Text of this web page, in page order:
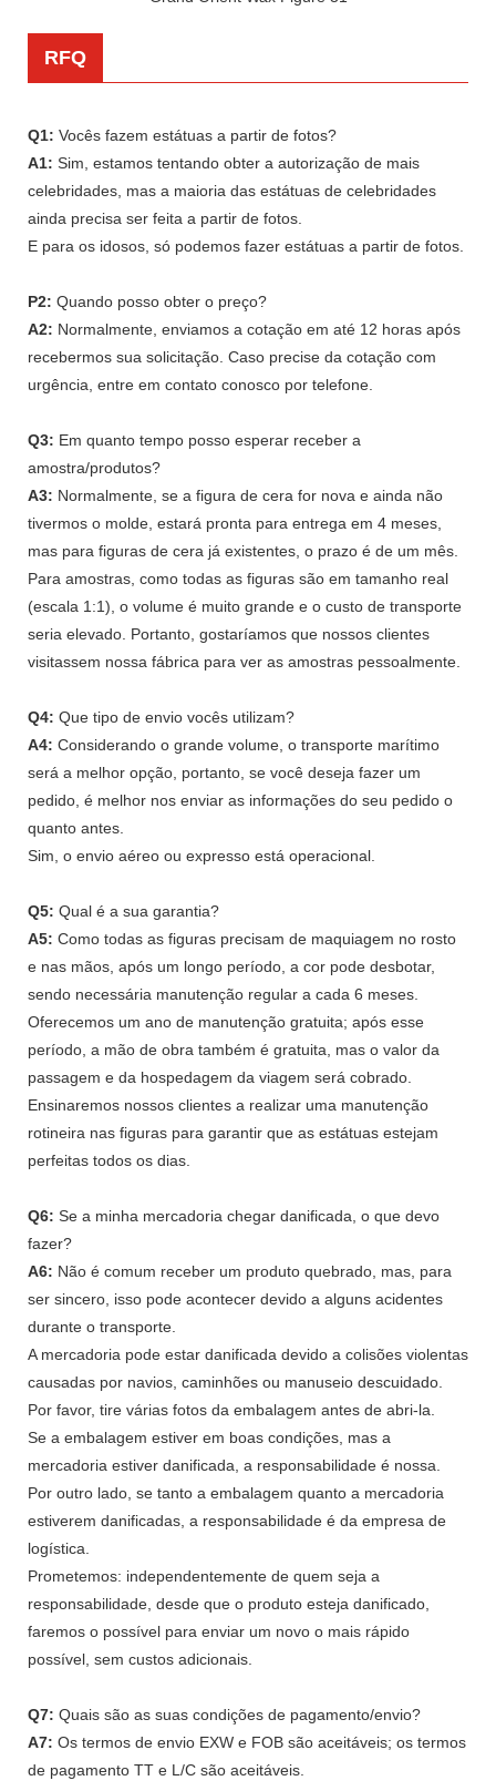
RFQ
Q1: Vocês fazem estátuas a partir de fotos?
A1: Sim, estamos tentando obter a autorização de mais
celebridades, mas a maioria das estátuas de celebridades
ainda precisa ser feita a partir de fotos.
E para os idosos, só podemos fazer estátuas a partir de fotos.
P2: Quando posso obter o preço?
A2: Normalmente, enviamos a cotação em até 12 horas após
recebermos sua solicitação. Caso precise da cotação com
urgência, entre em contato conosco por telefone.
Q3: Em quanto tempo posso esperar receber a
amostra/produtos?
A3: Normalmente, se a figura de cera for nova e ainda não
tivermos o molde, estará pronta para entrega em 4 meses,
mas para figuras de cera já existentes, o prazo é de um mês.
Para amostras, como todas as figuras são em tamanho real
(escala 1:1), o volume é muito grande e o custo de transporte
seria elevado. Portanto, gostaríamos que nossos clientes
visitassem nossa fábrica para ver as amostras pessoalmente.
Q4: Que tipo de envio vocês utilizam?
A4: Considerando o grande volume, o transporte marítimo
será a melhor opção, portanto, se você deseja fazer um
pedido, é melhor nos enviar as informações do seu pedido o
quanto antes.
Sim, o envio aéreo ou expresso está operacional.
Q5: Qual é a sua garantia?
A5: Como todas as figuras precisam de maquiagem no rosto
e nas mãos, após um longo período, a cor pode desbotar,
sendo necessária manutenção regular a cada 6 meses.
Oferecemos um ano de manutenção gratuita; após esse
período, a mão de obra também é gratuita, mas o valor da
passagem e da hospedagem da viagem será cobrado.
Ensinaremos nossos clientes a realizar uma manutenção
rotineira nas figuras para garantir que as estátuas estejam
perfeitas todos os dias.
Q6: Se a minha mercadoria chegar danificada, o que devo
fazer?
A6: Não é comum receber um produto quebrado, mas, para
ser sincero, isso pode acontecer devido a alguns acidentes
durante o transporte.
A mercadoria pode estar danificada devido a colisões violentas
causadas por navios, caminhões ou manuseio descuidado.
Por favor, tire várias fotos da embalagem antes de abri-la.
Se a embalagem estiver em boas condições, mas a
mercadoria estiver danificada, a responsabilidade é nossa.
Por outro lado, se tanto a embalagem quanto a mercadoria
estiverem danificadas, a responsabilidade é da empresa de
logística.
Prometemos: independentemente de quem seja a
responsabilidade, desde que o produto esteja danificado,
faremos o possível para enviar um novo o mais rápido
possível, sem custos adicionais.
Q7: Quais são as suas condições de pagamento/envio?
A7: Os termos de envio EXW e FOB são aceitáveis; os termos
de pagamento TT e L/C são aceitáveis.